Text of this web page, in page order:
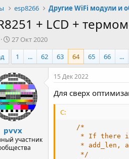
esp8266 Другие WiFi модули и
+ LCD +
Д
а
а
н
а
ч
а
л
а
27 Окт 2020
1 ... 62 63 64 65 66 ...
pvvx
участник
15 Дек 2022
Для сверх
C:
/*
* If there
* add_len,
     */